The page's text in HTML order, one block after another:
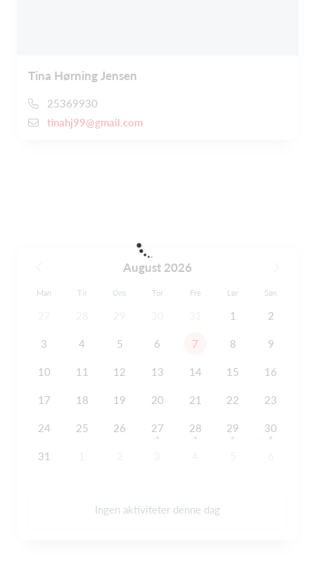
Tina Hørning Jensen
25369930
tinahj99@gmail.com
August 2026
Man Tir Ons Tor Fre Lør Søn
1 2
3 4 5 6 7 8 9
10 11 12 13 14 15 16
17 18 19 20 21 22 23
24 25 26 27 28 29 30
31
Ingen aktiviteter denne dag